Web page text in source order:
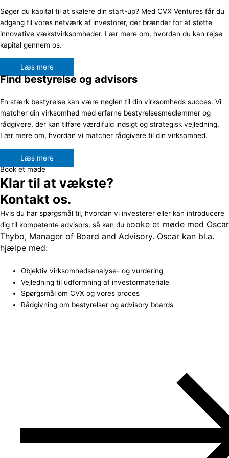
Søger du kapital til at skalere din start-up? Med CVX Ventures får du
adgang til vores netværk af investorer, der brænder for at støtte
innovative vækstvirksomheder. Lær mere om, hvordan du kan rejse
kapital gennem os.
Læs mere
Find bestyrelse og advisors
En stærk bestyrelse kan være nøglen til din virksomheds succes. Vi
matcher din virksomhed med erfarne bestyrelsesmedlemmer og
rådgivere, der kan tilføre værdifuld indsigt og strategisk vejledning.
Lær mere om, hvordan vi matcher rådgivere til din virksomhed.
Læs mere
Book et møde
Klar til at vækste?
Kontakt os.
Hvis du har spørgsmål til, hvordan vi investerer eller kan introducere
dig til kompetente advisors, så kan du booke et møde med Oscar
Thybo, Manager of Board and Advisory. Oscar kan bl.a.
hjælpe med:
Objektiv virksomhedsanalyse- og vurdering
Vejledning til udformning af investormateriale
Spørgsmål om CVX og vores proces
Rådgivning om bestyrelser og advisory boards